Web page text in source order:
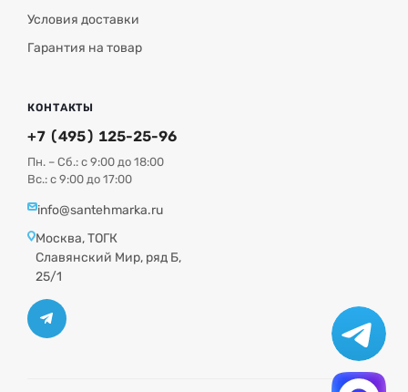
Условия доставки
Гарантия на товар
КОНТАКТЫ
+7 (495) 125-25-96
Пн. – Сб.: с 9:00 до 18:00
Вс.: с 9:00 до 17:00
info@santehmarka.ru
Москва, ТОГК
Славянский Мир, ряд Б,
25/1